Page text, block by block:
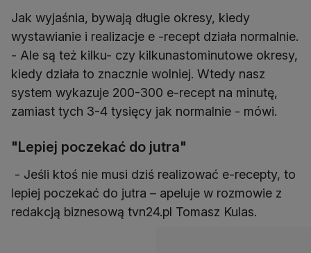
Jak wyjaśnia, bywają długie okresy, kiedy
wystawianie i realizacje e -recept działa normalnie.
- Ale są też kilku- czy kilkunastominutowe okresy,
kiedy działa to znacznie wolniej. Wtedy nasz
system wykazuje 200-300 e-recept na minutę,
zamiast tych 3-4 tysięcy jak normalnie - mówi.
"Lepiej poczekać do jutra"
- Jeśli ktoś nie musi dziś realizować e-recepty, to
lepiej poczekać do jutra – apeluje w rozmowie z
redakcją biznesową tvn24.pl Tomasz Kulas.